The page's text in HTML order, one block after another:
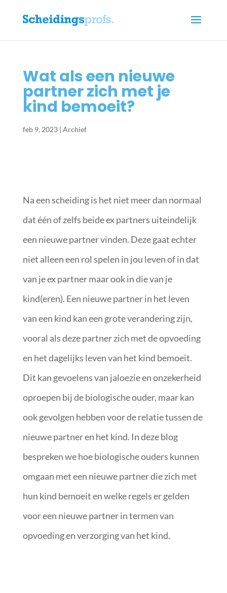
Wat als een nieuwe
partner zich met je
kind bemoeit?
feb 9, 2023| Archief
Na een scheiding is het niet meer dan normaal
dat één of zelfs beide ex partners uiteindelijk
een nieuwe partner vinden. Deze gaat echter
niet alleen een rol spelen in jou leven of in dat
van je ex partner maar ook in die van je
kind(eren). Een nieuwe partner in het leven
van een kind kan een grote verandering zijn,
vooral als deze partner zich met de opvoeding
en het dagelijks leven van het kind bemoeit.
Dit kan gevoelens van jaloezie en onzekerheid
oproepen bij de biologische ouder, maar kan
ook gevolgen hebben voor de relatie tussen de
nieuwe partner en het kind. In deze blog
bespreken we hoe biologische ouders kunnen
omgaan met een nieuwe partner die zich met
hun kind bemoeit en welke regels er gelden
voor een nieuwe partner in termen van
opvoeding en verzorging van het kind.